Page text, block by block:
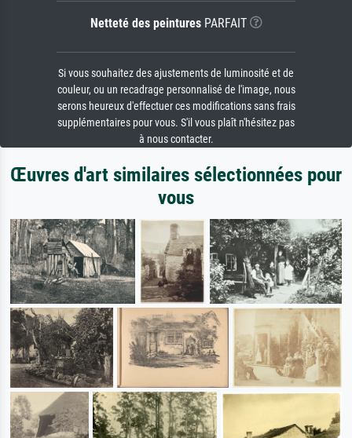
Netteté des peinturesPARFAIT
Si vous souhaitez des ajustements de luminosité et de
couleur, ou un recadrage personnalisé de l'image, nous
serons heureux d'effectuer ces modifications sans frais
supplémentaires pour vous. S'il vous plaît n'hésitez pas
à nous contacter.
Œuvres d'art similaires sélectionnées pour
vous